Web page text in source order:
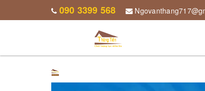
090 3399 568
CÔNG